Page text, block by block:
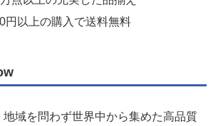
円以上の購入で送料無料
域を問わず世界中から集めた高品質